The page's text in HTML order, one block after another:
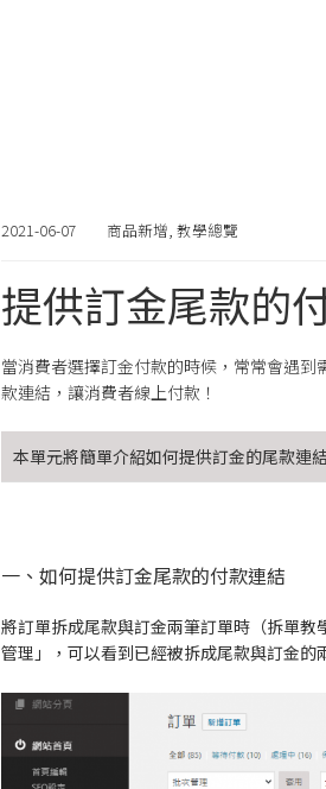
2021-06-07 商品新增,教學總覽
提供訂金尾款的
當消費者選擇訂金付款的時候，常常會遇
款連結，讓消費者線上付款！
本單元將簡單介紹如何提供訂金的尾款連
一、如何提供訂金尾款的付款連結
將訂單拆成尾款與訂金兩筆訂單時（拆單教
管理」，可以看到已經被拆成尾款與訂金的